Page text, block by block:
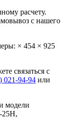
расчету.
с нашего
× 454 × 925
связаться с
021-94-94 или
модели